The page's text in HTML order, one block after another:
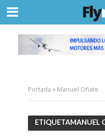
Portada » Manuel Oñate
ETIQUETAMANUEL